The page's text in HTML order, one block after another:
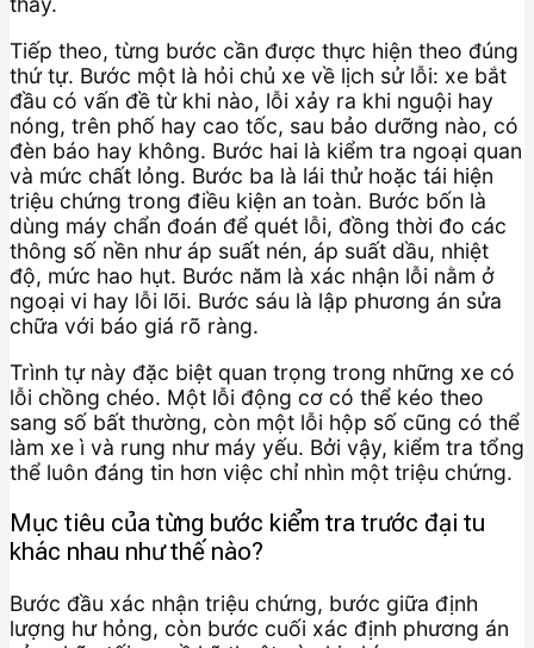
Tiếp theo, từng bước cần được thực hiện theo đúng
thứ tự. Bước một là hỏi chủ xe về lịch sử lỗi: xe bắt
đầu có vấn đề từ khi nào, lỗi xảy ra khi nguội hay
nóng, trên phố hay cao tốc, sau bảo dưỡng nào, có
đèn báo hay không. Bước hai là kiểm tra ngoại quan
và mức chất lỏng. Bước ba là lái thử hoặc tái hiện
triệu chứng trong điều kiện an toàn. Bước bốn là
dùng máy chẩn đoán để quét lỗi, đồng thời đo các
thông số nền như áp suất nén, áp suất dầu, nhiệt
độ, mức hao hụt. Bước năm là xác nhận lỗi nằm ở
ngoại vi hay lỗi lõi. Bước sáu là lập phương án sửa
chữa với báo giá rõ ràng.
Trình tự này đặc biệt quan trọng trong những xe có
lỗi chồng chéo. Một lỗi động cơ có thể kéo theo
sang số bất thường, còn một lỗi hộp số cũng có thể
làm xe ì và rung như máy yếu. Bởi vậy, kiểm tra tổng
thể luôn đáng tin hơn việc chỉ nhìn một triệu chứng.
Mục tiêu của từng bước kiểm tra trước đại tu
khác nhau như thế nào?
Bước đầu xác nhận triệu chứng, bước giữa định
lượng hư hỏng, còn bước cuối xác định phương án